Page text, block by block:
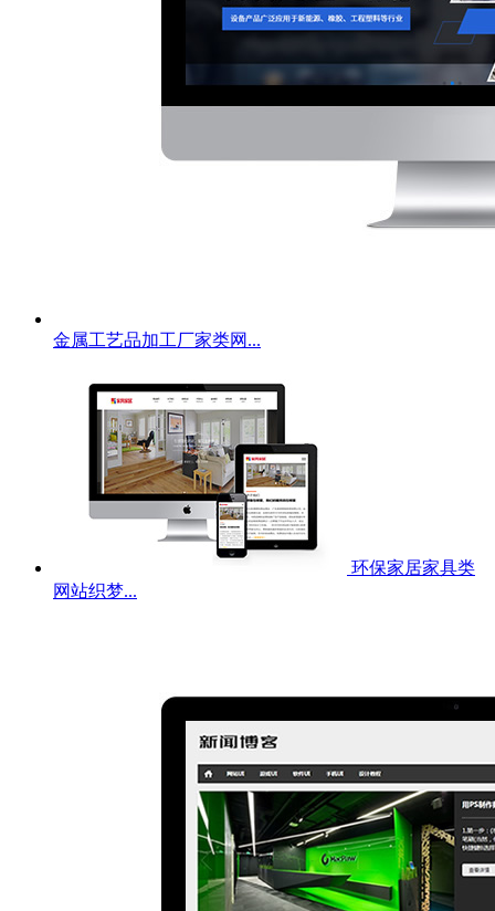
金属工艺品加工厂家类网...
环保家居家具类
网站织梦...